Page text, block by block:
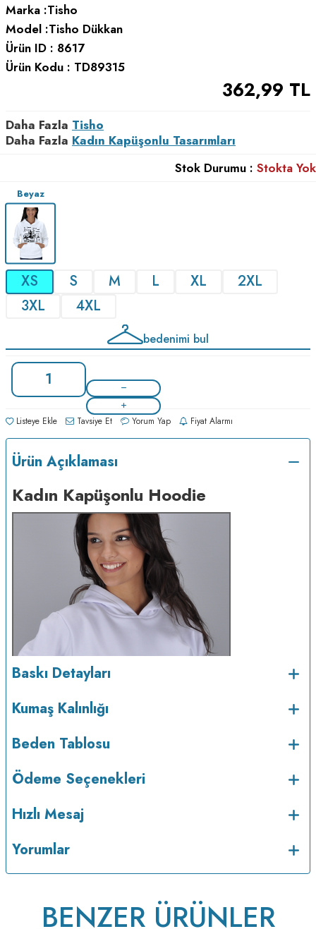
Marka :Tisho
Model :Tisho Dükkan
Ürün ID : 8617
Ürün Kodu : TD89315
362,99 TL
Daha Fazla Tisho
Daha Fazla Kadın Kapüşonlu Tasarımları
Stok Durumu : Stokta Yok
Beyaz
XS S M L XL
2XL
3XL
4XL
bedenimi bul
Listeye Ekle Tavsiye Et Yorum Yap Fiyat Alarmı
Ürün Açıklaması
Kadın Kapüşonlu Hoodie
Baskı Detayları
Kumaş Kalınlığı
Beden Tablosu
Ödeme Seçenekleri
Hızlı Mesaj
Yorumlar
BENZER ÜRÜNLER